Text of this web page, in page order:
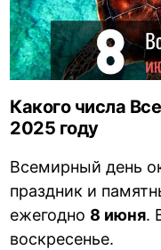
Какого числа
2025 году
Всемирный день
праздник и
ежегодно 8 июня.
воскресенье.